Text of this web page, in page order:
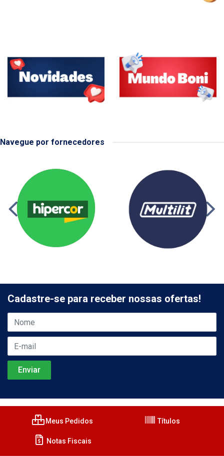
Navegue por fornecedores
Cadastre-se para receber nossas ofertas!
Meus Pedidos Títulos
Notas Fiscais